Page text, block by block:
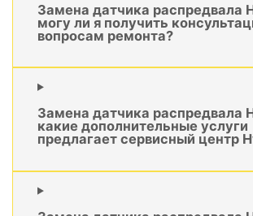
Замена датчика распредвала
могу ли я получить
вопросам ремонта?
Замена датчика распредвала
какие дополнительные услуги
предлагает сервисный центр